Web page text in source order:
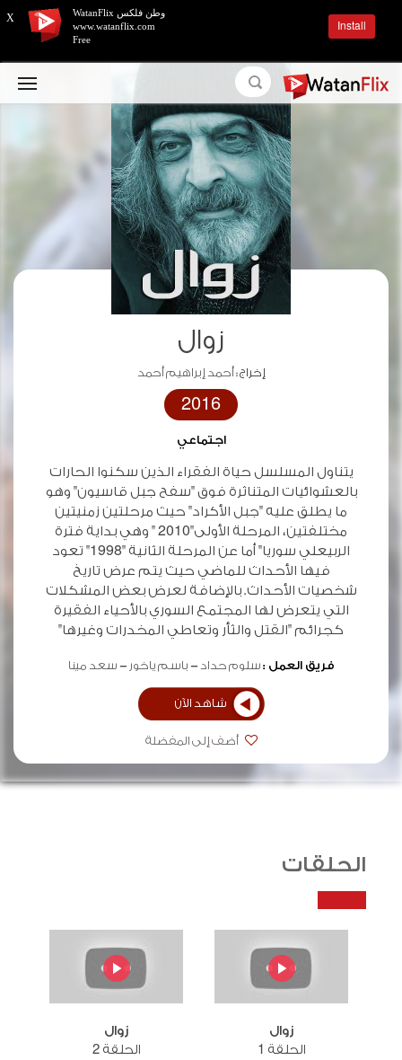
زوال
إخراج :أحمد إبراهيم أحمد
2016
اجتماعي
يتناول المسلسل حياة الفقراء الذين سكنوا الحارات
بالعشوائيات المتناثرة فوق "سفح جبل قاسيون" وهو
ما يطلق عليه "جبل الأكراد" حيث مرحلتين زمنيتين
مختلفتين، المرحلة الأولى"2010 " وهي بداية فترة
الربيعلي سوريا" أما عن المرحلة الثانية "1998" تعود
فيها الأحداث للماضي حيث يتم عرض تاريخ
شخصيات الأحداث. بالإضافة لعرض بعض المشكلات
التي يتعرض لها المجتمع السوري بالأحياء الفقيرة
كجرائم "القتل والثأر وتعاطي المخدرات وغيرها"
فريق العمل :سلوم حداد باسم ياخور سعد مينا
شاهد الآن
أضف إلى المفضلة
الحلقات
زوال
الحلقة 1
زوال
الحلقة 2
X
وطن فلكس WatanFlix
www.watanflix.com
Free
Install